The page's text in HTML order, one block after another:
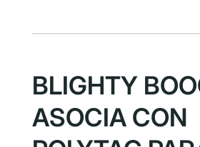
BLIGHTY
ASOCIA CON